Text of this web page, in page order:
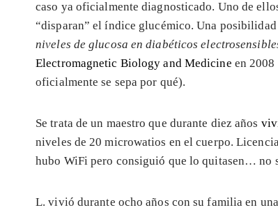
caso ya oficialmente diagnosticado. Uno de
“disparan” el índice glucémico. Una
niveles de glucosa en diabéticos
Electromagnetic Biology and Medicine en
oficialmente se sepa por qué).
Se trata de un maestro que durante diez años
niveles de 20 microwatios en el cuerpo.
hubo WiFi pero consiguió que lo quitasen… no
L. vivió durante ocho años con su familia en